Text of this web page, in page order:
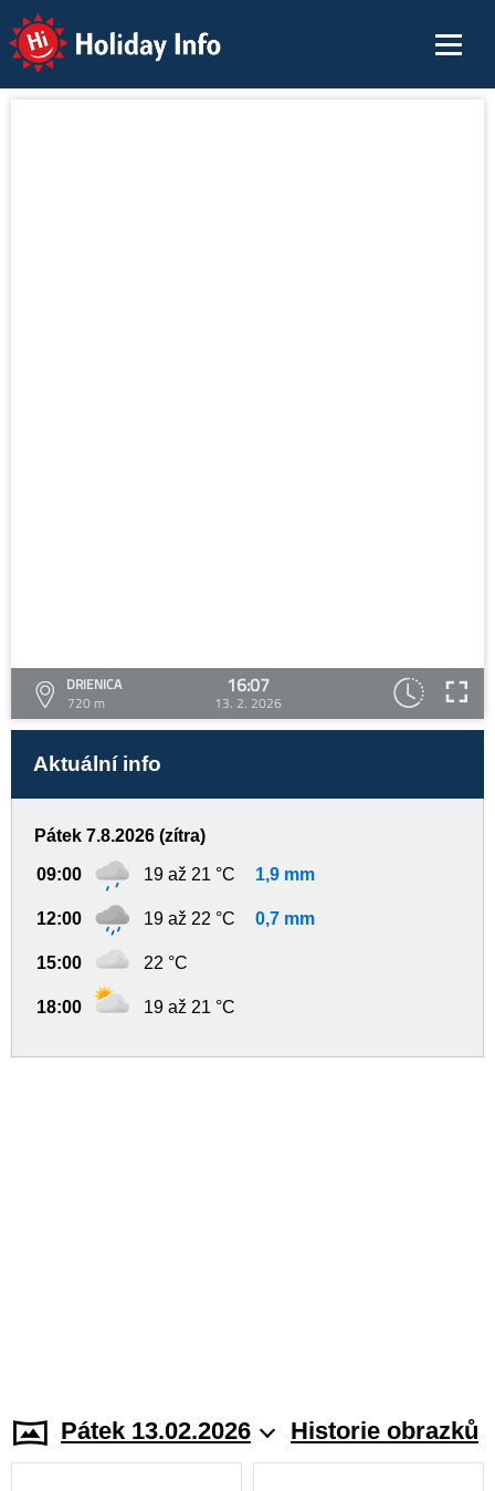
Holiday Info
DRIENICA
720 m
16:07
13. 2. 2026
Aktuální info
Pátek 7.8.2026 (zítra)
09:00 19 až 21 °C 1,9 mm
12:00 19 až 22 °C 0,7 mm
15:00 22 °C
18:00 19 až 21 °C
Pátek 13.02.2026 Historie obrazků